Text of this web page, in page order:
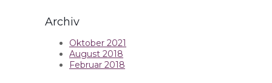
Archiv
Oktober 2021
August 2018
Februar 2018